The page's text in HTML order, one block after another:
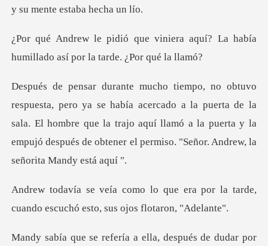
era aquí? La había
humillado así
cado a la puerta de la
sala. El hombre que la trajo aquí llamó a la puerta y la
em
era por la tarde,
cuando escuchó es